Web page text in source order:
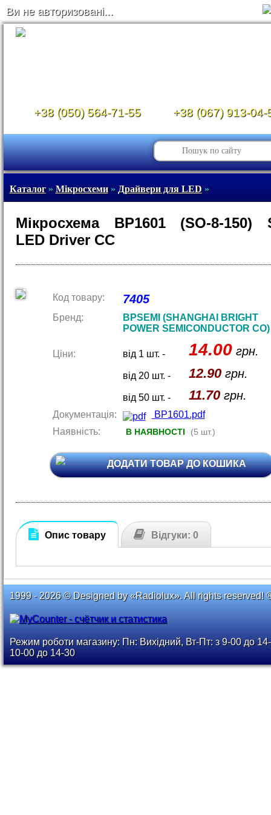
Ви не авторизовані...
+38 (050) 564-71-55 +38 (067) 913-04-
Каталог» Мікросхеми» Драйвери для LED»
Мікросхема BP1601 (SO-8-150)
LED Driver CC
Код товару: 7405
Бренд:
BPSEMI (SHANGHAI BRIGHT
POWER SEMICONDUCTOR CO)
Ціни: від 1 шт. - 14.00грн.
від 20 шт. - 12.90грн.
від 50 шт. - 11.70грн.
Документація:
BP1601.pdf
Наявність:
В НАЯВНОСТІ (5 шт.)
ДОДАТИ ТОВАР ДО КОШИКА
Опис товару Відгуки: 0
1999 - 2026 © Designed by «Radiolux». All rights reserved!
Режим роботи магазину: Пн: Вихідний, Вт-Пт: з 9-00 до
10-00 до 14-30